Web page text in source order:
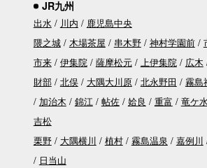
JR九州
出水 川内
鹿児島中央
隈之城
木場茶屋 串木野 神村学園前
市来
伊集院 薩摩松元 上伊集院 広木
財部
北俣 大隅大川原 北永野田 霧島
加治木
錦江 帖佐 姶良 重富
竜ケ
吉松
栗野
大隅横川 植村 霧島温泉 嘉例川
日当山